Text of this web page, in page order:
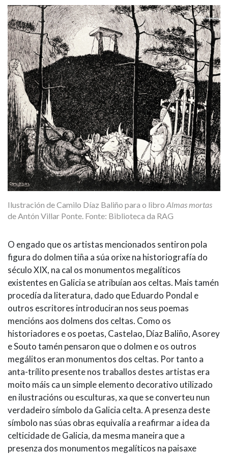
Ilustración de Camilo Díaz Baliño para o libro Almas mortas
de Antón Villar Ponte. Fonte: Biblioteca da RAG
O engado que os artistas mencionados sentiron pola
figura do dolmen tiña a súa orixe na historiografía do
século XIX, na cal os monumentos megalíticos
existentes en Galicia se atribuían aos celtas. Mais tamén
procedía da literatura, dado que Eduardo Pondal e
outros escritores introduciran nos seus poemas
mencións aos dolmens dos celtas. Como os
historiadores e os poetas, Castelao, Díaz Baliño, Asorey
e Souto tamén pensaron que o dolmen e os outros
megálitos eran monumentos dos celtas. Por tanto a
anta-trílito presente nos traballos destes artistas era
moito máis ca un simple elemento decorativo utilizado
en ilustracións ou esculturas, xa que se converteu nun
verdadeiro símbolo da Galicia celta. A presenza deste
símbolo nas súas obras equivalía a reafirmar a idea da
celticidade de Galicia, da mesma maneira que a
presenza dos monumentos megalíticos na paisaxe